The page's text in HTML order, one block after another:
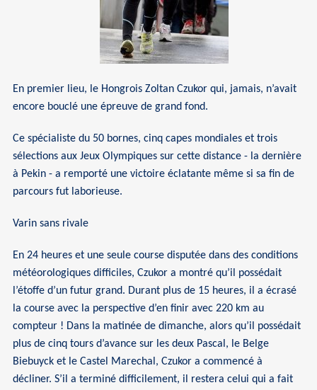
En premier lieu, le Hongrois Zoltan Czukor qui, jamais, n’avait
encore bouclé une épreuve de grand fond.
Ce spécialiste du 50 bornes, cinq capes mondiales et trois
sélections aux Jeux Olympiques sur cette distance - la dernière
à Pekin - a remporté une victoire éclatante même si sa fin de
parcours fut laborieuse.
Varin sans rivale
En 24 heures et une seule course disputée dans des conditions
météorologiques difficiles, Czukor a montré qu’il possédait
l’étoffe d’un futur grand. Durant plus de 15 heures, il a écrasé
la course avec la perspective d’en finir avec 220 km au
compteur ! Dans la matinée de dimanche, alors qu’il possédait
plus de cinq tours d’avance sur les deux Pascal, le Belge
Biebuyck et le Castel Marechal, Czukor a commencé à
décliner. S’il a terminé difficilement, il restera celui qui a fait